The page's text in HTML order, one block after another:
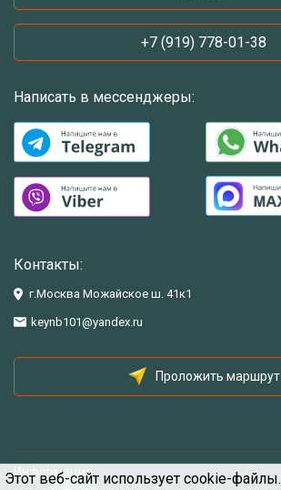
Этот веб-сайт использует cookie-файлы.
+7 (919) 778-01-38
Написать в мессенджеры:
Контакты:
г.Москва Можайское ш. 41к1
keynb101@yandex.ru
Проложить маршрут
Информация